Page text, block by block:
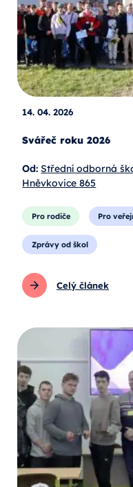
14. 04. 2026
Svářeč roku 2026
Od: Střední odborná
Hněvkovice 865
Pro rodiče Pro
Zprávy od škol
Celý článek